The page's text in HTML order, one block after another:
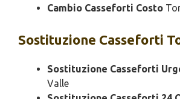
Cambio Casseforti Costo
Sostituzione Casseforti
Sostituzione Casseforti
Valle